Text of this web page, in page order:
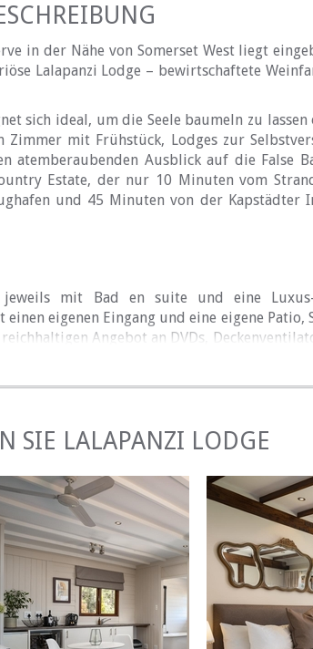
in der Nähe von Somerset West liegt
Lalapanzi Lodge – bewirtschaftete
sich ideal, um die Seele baumeln zu
Zimmer mit Frühstück, Lodges zur
atemberaubenden Ausblick auf die False
Estate, der nur 10 Minuten vom
und 45 Minuten von der Kapstädter
mit Bad en suite und eine
eigenen Eingang und eine eigene Patio,
Angebot an DVDs,
Tee oder Kaffee zubereiten und
und lassen Sie sich von uns mit einer aus
im Winter am offenen Kamin und im
nur auf vorherige Bestellung.
für Mini-Konferenzen, Workshops oder
Schiebetüren, die hinaus auf den
steht für informelle Meetings oder
SIE LALAPANZI LODGE